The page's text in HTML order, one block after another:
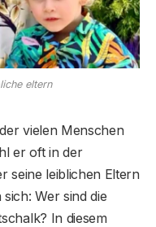
eltern
vielen Menschen
er oft in der
seine leiblichen Eltern
Wer sind die
In diesem